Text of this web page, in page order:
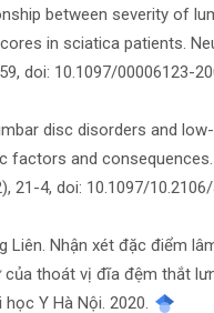
between severity of
in sciatica patients.
doi: 10.1097/00006123-
disc disorders and
factors and
21-4, doi: 10.1097/10.2106/
Liên. Nhận xét đặc điểm
thoát vị đĩa đệm thắt
Y Hà Nội. 2020.